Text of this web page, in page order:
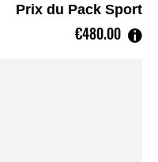
Prix du Pack Sport
€480.00